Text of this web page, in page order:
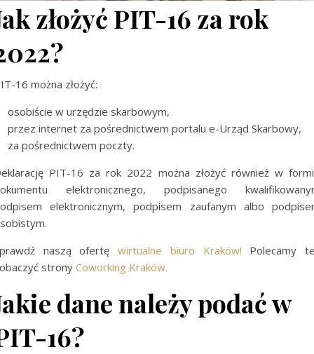
złożyć PIT-16 za rok
16 można złożyć:
osobiście w urzędzie skarbowym,
przez internet za pośrednictwem portalu e-Urząd Skarbowy,
za pośrednictwem poczty.
PIT-16 za rok 2022 można złożyć również w
elektronicznego, podpisanego
elektronicznym, podpisem zaufanym albo
naszą ofertęwirtualne biuro Kraków! Polecamy
stronyCoworking Kraków.
dane należy podać w
16?